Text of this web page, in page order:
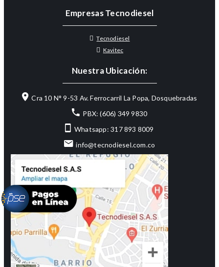
Empresas Tecnodiesel
Tecnodiesel
Kavitec
Nuestra Ubicación:
Cra 10 N° 9-53 Av. Ferrocarril La Popa, Dosquebradas
PBX: (606) 349 9830
Whatsapp: 317 893 8009
info@tecnodiesel.com.co